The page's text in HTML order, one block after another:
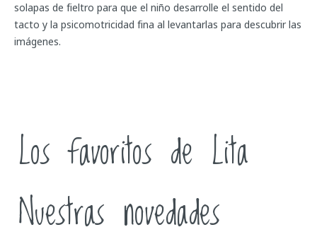
solapas de fieltro para que el niño desarrolle el sentido del
tacto y la psicomotricidad fina al levantarlas para descubrir las
imágenes.
Los favoritos de Lita
Nuestras novedades